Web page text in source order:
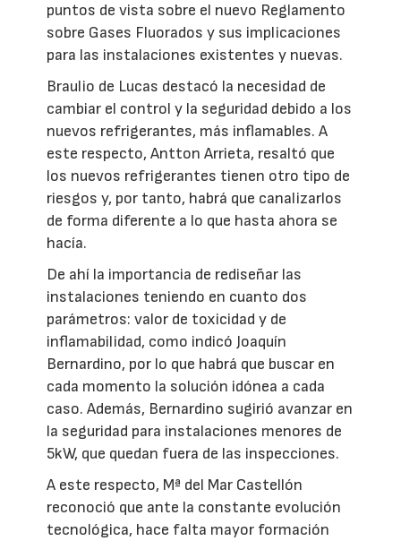
puntos de vista sobre el nuevo Reglamento
sobre Gases Fluorados y sus implicaciones
para las instalaciones existentes y nuevas.
Braulio de Lucas destacó la necesidad de
cambiar el control y la seguridad debido a los
nuevos refrigerantes, más inflamables. A
este respecto, Antton Arrieta, resaltó que
los nuevos refrigerantes tienen otro tipo de
riesgos y, por tanto, habrá que canalizarlos
de forma diferente a lo que hasta ahora se
hacía.
De ahí la importancia de rediseñar las
instalaciones teniendo en cuanto dos
parámetros: valor de toxicidad y de
inflamabilidad, como indicó Joaquín
Bernardino, por lo que habrá que buscar en
cada momento la solución idónea a cada
caso. Además, Bernardino sugirió avanzar en
la seguridad para instalaciones menores de
5kW, que quedan fuera de las inspecciones.
A este respecto, Mª del Mar Castellón
reconoció que ante la constante evolución
tecnológica, hace falta mayor formación